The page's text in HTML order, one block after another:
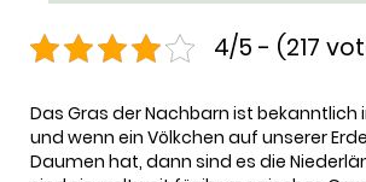
4/5 - (217
Das Gras der Nachbarn ist bekanntlich
und wenn ein Völkchen auf unserer
Daumen hat, dann sind es die